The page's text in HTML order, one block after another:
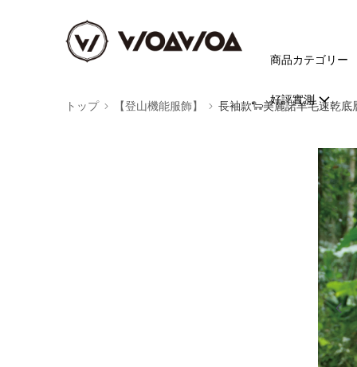
商品カテゴリー
好評實測
トップ 【登山機能服飾】 長袖款🐑美麗諾羊毛速乾底